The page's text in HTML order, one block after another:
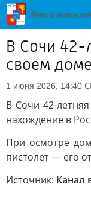
В Сочи 42-
своем доме
1 июня 2026, 14:40
В Сочи 42-
нахождение в
При осмотре
пистолет — его
Источник: Канал